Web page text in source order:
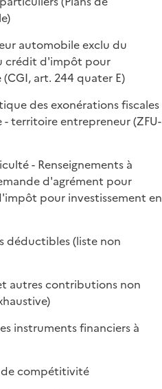
automobile exclu du
crédit d'impôt pour
art. 244 quater E)
des exonérations fiscales
territoire entrepreneur (ZFU-
- Renseignements à
d'agrément pour
pour investissement en
déductibles (liste non
autres contributions non
instruments financiers à
de compétitivité